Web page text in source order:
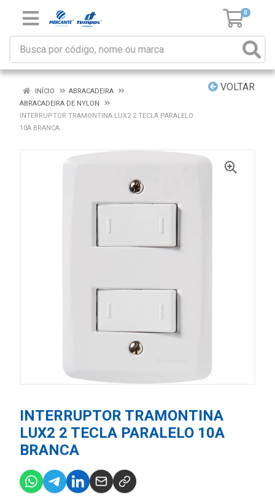
0
VOLTAR
INÍCIO
ABRACADEIRA
ABRACADEIRA DE NYLON
INTERRUPTOR TRAMONTINA LUX2 2 TECLA PARALELO
10A BRANCA
INTERRUPTOR TRAMONTINA
LUX2 2 TECLA PARALELO 10A
BRANCA